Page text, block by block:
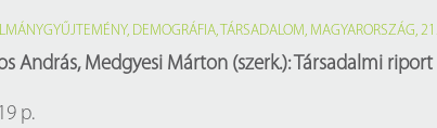
, DEMOGRÁFIA, TÁRSADALOM, MAGYARORSZÁG,
András, Medgyesi Márton (szerk.): Társadalmi riport
p.